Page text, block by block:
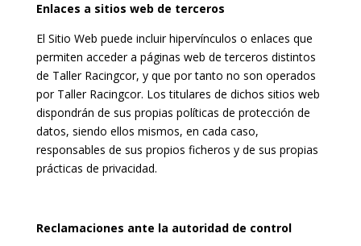
Enlaces a sitios web de terceros
El Sitio Web puede incluir hipervínculos o enlaces que
permiten acceder a páginas web de terceros distintos
de Taller Racingcor, y que por tanto no son operados
por Taller Racingcor. Los titulares de dichos sitios web
dispondrán de sus propias políticas de protección de
datos, siendo ellos mismos, en cada caso,
responsables de sus propios ficheros y de sus propias
prácticas de privacidad.
Reclamaciones ante la autoridad de control